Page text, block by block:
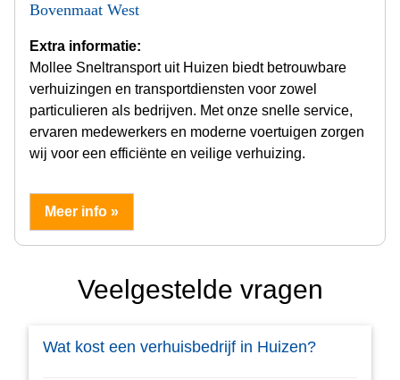
Bovenmaat West
Extra informatie:
Mollee Sneltransport uit Huizen biedt betrouwbare
verhuizingen en transportdiensten voor zowel
particulieren als bedrijven. Met onze snelle service,
ervaren medewerkers en moderne voertuigen zorgen
wij voor een efficiënte en veilige verhuizing.
Meer info »
Veelgestelde vragen
Wat kost een verhuisbedrijf in Huizen?